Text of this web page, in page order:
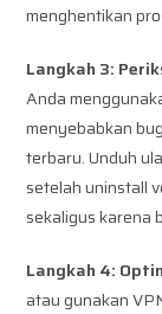
menghentikan
Langkah 3:
Anda
menyebabkan
terbaru. Unduh
setelah uninstall
sekaligus karena
Langkah 4:
atau gunakan